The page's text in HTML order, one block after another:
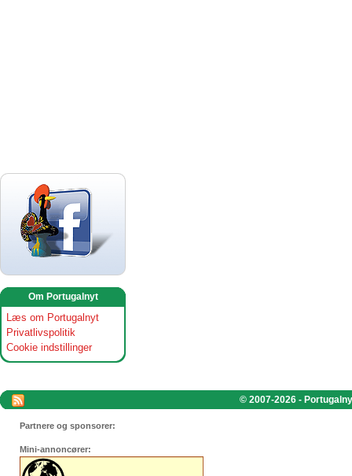
Om Portugalnyt
Læs om Portugalnyt
Privatlivspolitik
Cookie indstillinger
© 2007-2026 -
Partnere og sponsorer:
Mini-annoncører: